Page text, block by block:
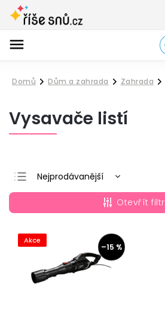
Domů
/
Dům a zahrada
/
Zahrada
/
Vysavače listí
Nejprodávanější
Nejlevnější
Nejdražší
Abecedně
Otevřít filtr
Akce
–15 %